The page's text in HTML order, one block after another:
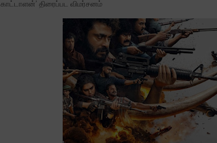
காட்டாளன்’ திரைப்பட விமர்சனம்